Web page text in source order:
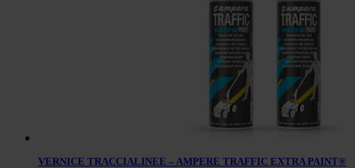
VERNICE TRACCIALINEE – AMPERE TRAFFIC EXTRA PAINT®